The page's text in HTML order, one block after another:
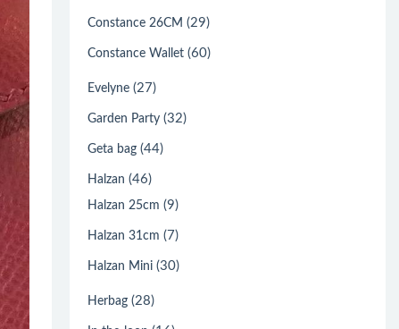
Constance 26CM (29)
Constance Wallet (60)
Evelyne (27)
Garden Party (32)
Geta bag (44)
Halzan (46)
Halzan 25cm (9)
Halzan 31cm (7)
Halzan Mini (30)
Herbag (28)